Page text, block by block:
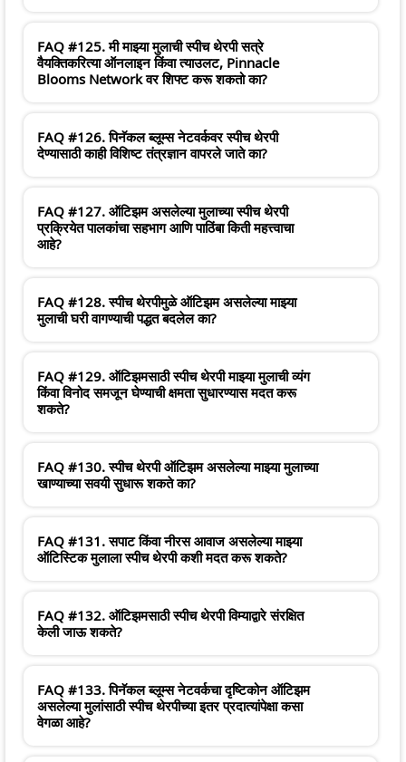
FAQ #125. मी माझ्या मुलाची स्पीच थेरपी सत्रे
वैयक्तिकरित्या ऑनलाइन किंवा त्याउलट, Pinnacle
Blooms Network वर शिफ्ट करू शकतो का?
FAQ #126. पिनॅकल ब्लूम्स नेटवर्कवर स्पीच थेरपी
देण्यासाठी काही विशिष्ट तंत्रज्ञान वापरले जाते का?
FAQ #127. ऑटिझम असलेल्या मुलाच्या स्पीच थेरपी
प्रक्रियेत पालकांचा सहभाग आणि पाठिंबा किती महत्त्वाचा
आहे?
FAQ #128. स्पीच थेरपीमुळे ऑटिझम असलेल्या माझ्या
मुलाची घरी वागण्याची पद्धत बदलेल का?
FAQ #129. ऑटिझमसाठी स्पीच थेरपी माझ्या मुलाची व्यंग
किंवा विनोद समजून घेण्याची क्षमता सुधारण्यास मदत करू
शकते?
FAQ #130. स्पीच थेरपी ऑटिझम असलेल्या माझ्या मुलाच्या
खाण्याच्या सवयी सुधारू शकते का?
FAQ #131. सपाट किंवा नीरस आवाज असलेल्या माझ्या
ऑटिस्टिक मुलाला स्पीच थेरपी कशी मदत करू शकते?
FAQ #132. ऑटिझमसाठी स्पीच थेरपी विम्याद्वारे संरक्षित
केली जाऊ शकते?
FAQ #133. पिनॅकल ब्लूम्स नेटवर्कचा दृष्टिकोन ऑटिझम
असलेल्या मुलांसाठी स्पीच थेरपीच्या इतर प्रदात्यांपेक्षा कसा
वेगळा आहे?